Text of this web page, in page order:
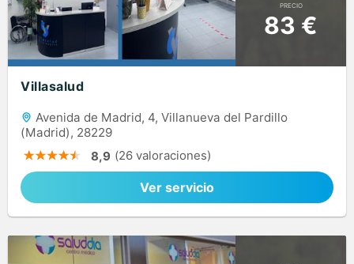
PRECIO
83 €
Villasalud
Avenida de Madrid, 4, Villanueva del Pardillo
(Madrid), 28229
8,9 (26 valoraciones)
Ver servicio